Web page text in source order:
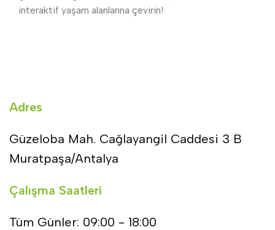
interaktif yaşam alanlarına çevirin!
Adres
Güzeloba Mah. Cağlayangil Caddesi 3 B
Muratpaşa/Antalya
Çalışma Saatleri
Tüm Günler: 09:00 - 18:00